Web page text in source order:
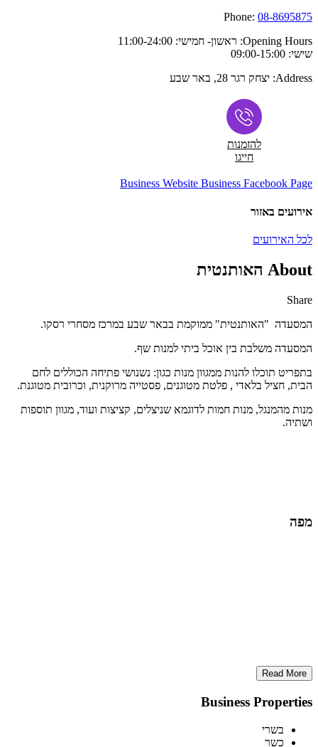
Phone: 08-8695875
Opening Hours: ראשון- חמישי: 11:00-24:00
שישי: 09:00-15:00
Address: יצחק רגר 28, באר שבע
להזמנות
חייגו
Business Website Business Facebook Page
אירועים באזור
לכל האירועים
About האותנטית
Share
Email
Twitter
Google
Facebook
המסעדה "האותנטית" ממוקמת בבאר שבע במרכז מסחרי רסקו.
המסעדה משלבת בין אוכל ביתי למנות שף.
בתפריט תוכלו להנות ממגוון מנות כגון: נשנושי פתיחה הכוללים לחם
הבית, חציל בלאדי , פלטת מטוגנים, פסטייה מרוקנית, וכרובית מטוגנת.
מנות מהמנגל, מנות חמות לדוגמא שניצלים, קציצות ועוד, מגוון תוספות
ושתיה.
מפה
Read More
Business Properties
בשרי
כשר